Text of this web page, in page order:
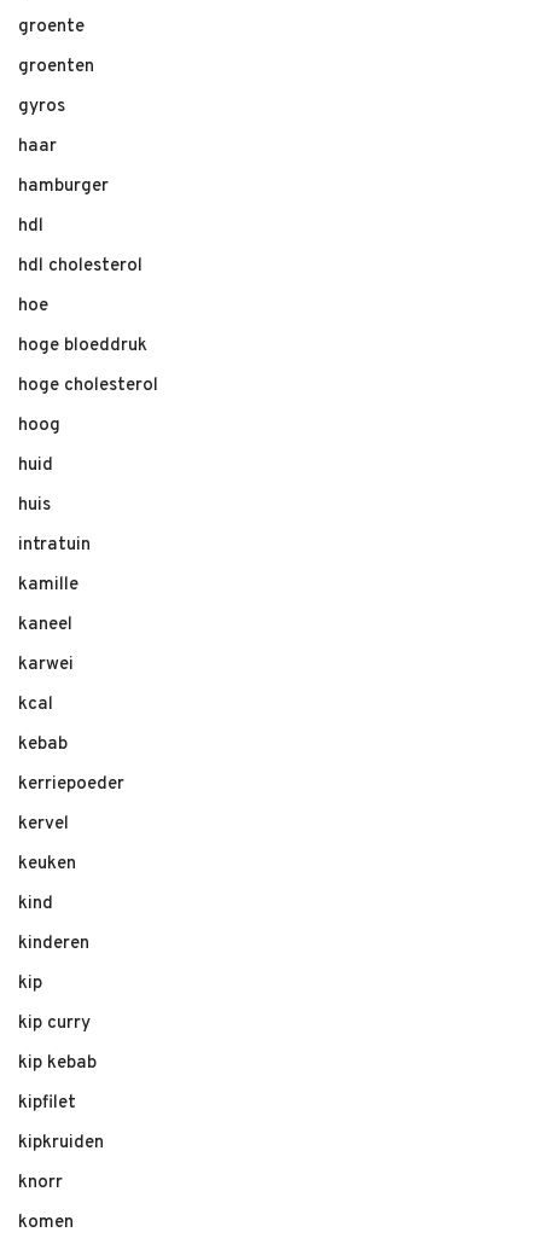
groente
groenten
gyros
haar
hamburger
hdl
hdl cholesterol
hoe
hoge bloeddruk
hoge cholesterol
hoog
huid
huis
intratuin
kamille
kaneel
karwei
kcal
kebab
kerriepoeder
kervel
keuken
kind
kinderen
kip
kip curry
kip kebab
kipfilet
kipkruiden
knorr
komen